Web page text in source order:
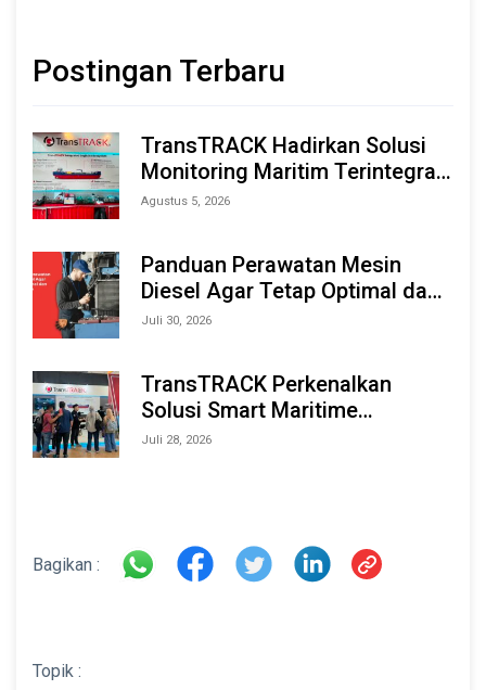
Postingan Terbaru
TransTRACK Hadirkan Solusi
Monitoring Maritim Terintegrasi
Berbasis AI & IoT di Indonesia
Agustus 5, 2026
Panduan Perawatan Mesin
Diesel Agar Tetap Optimal dan
Tahan Lama
Juli 30, 2026
TransTRACK Perkenalkan
Solusi Smart Maritime
Monitoring Berbasis AI dan IoT
Juli 28, 2026
Bagikan :
Topik :